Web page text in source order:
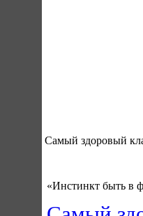
Самый здоровый
«Инстинкт быть в